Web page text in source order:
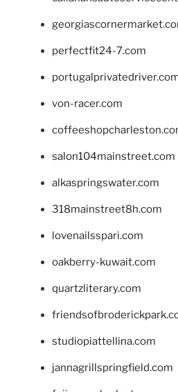
perfectfit24-7.com
von-racer.com
salon104mainstreet.com
alkaspringswater.com
318mainstreet8h.com
lovenailsspari.com
oakberry-kuwait.com
quartzliterary.com
studiopiattellina.com
jannagrillspringfield.com